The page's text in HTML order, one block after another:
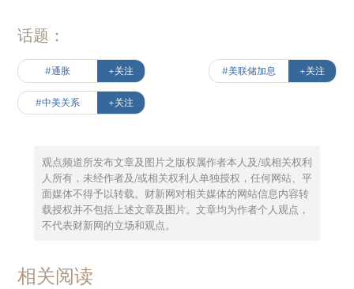
话题：
#通胀 +关注 #美联储加息 +关注
#中美关系 +关注
观点频道所发布文章及图片之版权属作者本人及/或相关权利
人所有，未经作者及/或相关权利人单独授权，任何网站、平
面媒体不得予以转载。财新网对相关媒体的网站信息内容转
载授权并不包括上述文章及图片。文章均为作者个人观点，
不代表财新网的立场和观点。
相关阅读